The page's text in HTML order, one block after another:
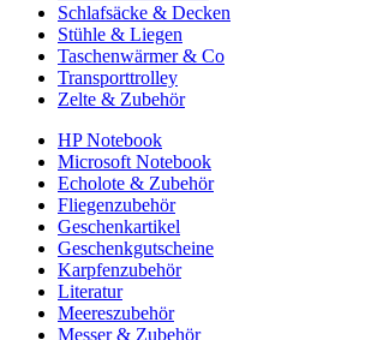
Schlafsäcke & Decken
Stühle & Liegen
Taschenwärmer & Co
Transporttrolley
Zelte & Zubehör
HP Notebook
Microsoft Notebook
Echolote & Zubehör
Fliegenzubehör
Geschenkartikel
Geschenkgutscheine
Karpfenzubehör
Literatur
Meereszubehör
Messer & Zubehör